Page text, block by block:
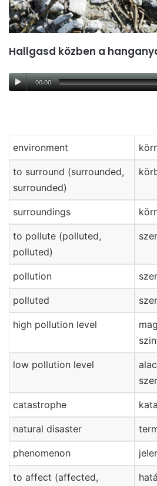
Hallgasd közben a
00:00
environment
to surround (surrounded,
surrounded)
surroundings
to pollute (polluted,
polluted)
pollution
polluted
high pollution level
low pollution level
catastrophe
natural disaster
phenomenon
to affect (affected,